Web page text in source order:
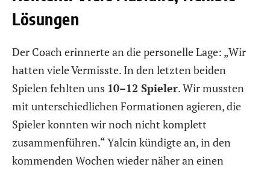
Lösungen
Der Coach erinnerte an die personelle Lage: „Wir
hatten viele Vermisste. In den letzten beiden
Spielen fehlten uns 10–12 Spieler. Wir mussten
mit unterschiedlichen Formationen agieren, die
Spieler konnten wir noch nicht komplett
zusammenführen.“ Yalcin kündigte an, in den
kommenden Wochen wieder näher an einen